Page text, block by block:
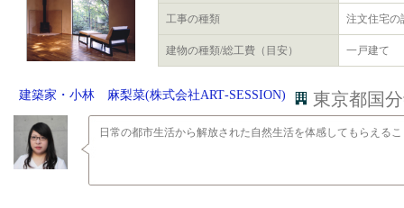
工事の種類 注文住宅の
建物の種類/総工費（目安） 一戸建て
建築家・小林 麻梨菜(株式会社ART‐SESSION) 東京都国
日常の都市生活から解放された自然生活を体感してもらえる